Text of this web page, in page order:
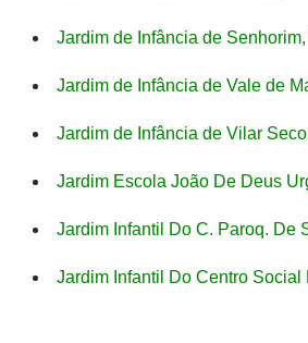
Jardim de Infância de
Jardim de Infância de Vale de
Jardim de Infância de Vilar
Jardim Escola João De Deus
Jardim Infantil Do C. Paroq. De
Jardim Infantil Do Centro Social